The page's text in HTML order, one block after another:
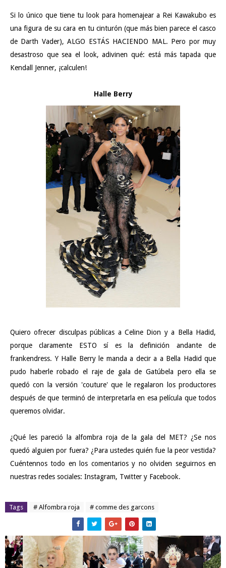
Si lo único que tiene tu look para homenajear a Rei Kawakubo es
una figura de su cara en tu cinturón (que más bien parece el casco
de Darth Vader), ALGO ESTÁS HACIENDO MAL. Pero por muy
desastroso que sea el look, adivinen qué: está más tapada que
Kendall Jenner, ¡calculen!
Halle Berry
Quiero ofrecer disculpas públicas a Celine Dion y a Bella Hadid,
porque claramente ESTO sí es la definición andante de
frankendress. Y Halle Berry le manda a decir a a Bella Hadid que
pudo haberle robado el raje de gala de Gatúbela pero ella se
quedó con la versión 'couture' que le regalaron los productores
después de que terminó de interpretarla en esa película que todos
queremos olvidar.
¿Qué les pareció la alfombra roja de la gala del MET? ¿Se nos
quedó alguien por fuera? ¿Para ustedes quién fue la peor vestida?
Cuéntennos todo en los comentarios y no olviden seguirnos en
nuestras redes sociales: Instagram, Twitter y Facebook.
Tags # Alfombra roja # comme des garcons